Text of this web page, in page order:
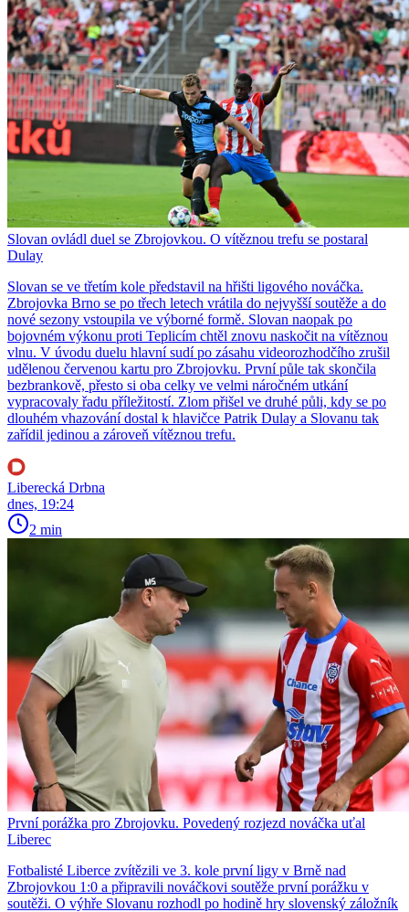
Slovan ovládl duel se Zbrojovkou. O vítěznou trefu se postaral
Dulay
Slovan se ve třetím kole představil na hřišti ligového nováčka.
Zbrojovka Brno se po třech letech vrátila do nejvyšší soutěže a do
nové sezony vstoupila ve výborné formě. Slovan naopak po
bojovném výkonu proti Teplicím chtěl znovu naskočit na vítěznou
vlnu. V úvodu duelu hlavní sudí po zásahu videorozhodčího zrušil
udělenou červenou kartu pro Zbrojovku. První půle tak skončila
bezbrankově, přesto si oba celky ve velmi náročném utkání
vypracovaly řadu příležitostí. Zlom přišel ve druhé půli, kdy se po
dlouhém vhazování dostal k hlavičce Patrik Dulay a Slovanu tak
zařídil jedinou a zároveň vítěznou trefu.
Liberecká Drbna
dnes, 19:24
2 min
První porážka pro Zbrojovku. Povedený rozjezd nováčka uťal
Liberec
Fotbalisté Liberce zvítězili ve 3. kole první ligy v Brně nad
Zbrojovkou 1:0 a připravili nováčkovi soutěže první porážku v
soutěži. O výhře Slovanu rozhodl po hodině hry slovenský záložník